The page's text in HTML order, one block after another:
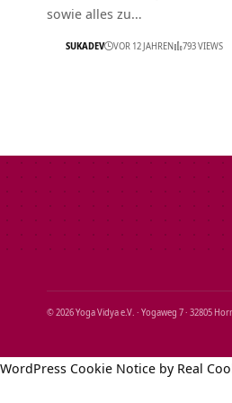
sowie alles zu…
SUKADEV VOR 12 JAHREN 793 VIEWS
© 2026 Yoga Vidya e.V. · Yogaweg 7 · 32805
WordPress Cookie Notice by Real